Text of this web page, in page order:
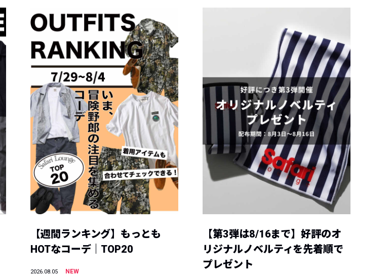
【週間ランキング】もっとも
HOTなコーデ｜TOP20
2026.08.05
NEW
【第3弾は8/16まで】好評のオ
リジナルノベルティを先着順で
プレゼント